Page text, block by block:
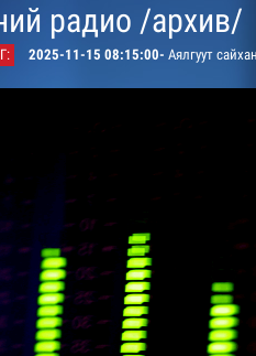
радио /архив/
2025-11-15 08:15:00- Аялгуут